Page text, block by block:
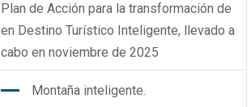
Plan de Acción para la transformación de
en Destino Turístico Inteligente, llevado a
cabo en noviembre de 2025
Montaña inteligente.